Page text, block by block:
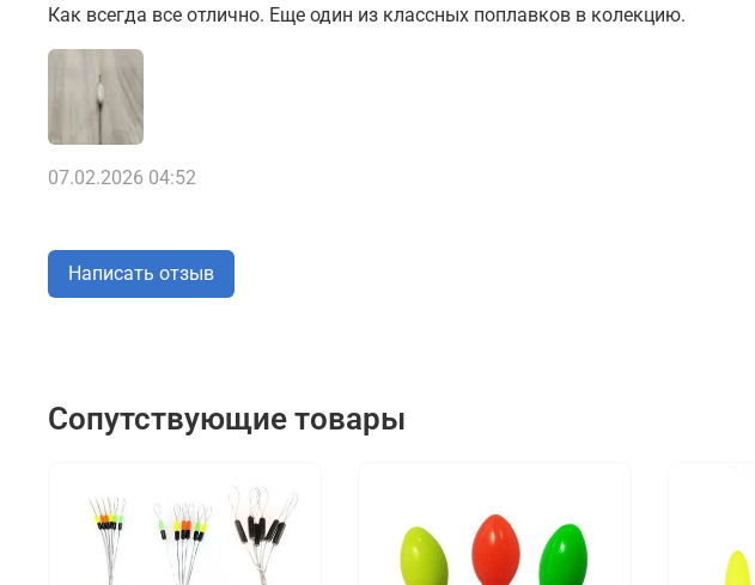
Как всегда все отлично. Еще один из классных поплавков в колекцию.
07.02.2026 04:52
Написать отзыв
Сопутствующие товары